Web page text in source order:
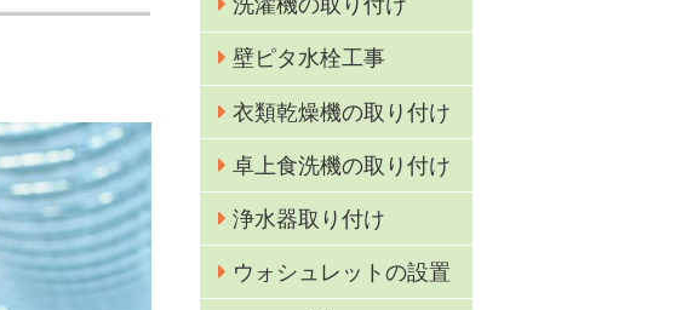
壁ピタ水栓工事
衣類乾燥機の取り付け
卓上食洗機の取り付け
浄水器取り付け
ウォシュレットの設置